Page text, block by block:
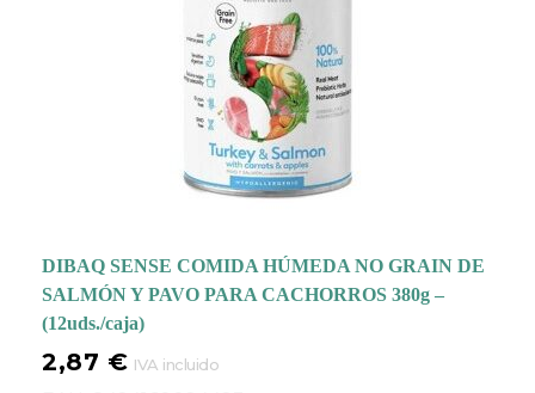
DIBAQ SENSE COMIDA HÚMEDA NO GRAIN DE
SALMÓN Y PAVO PARA CACHORROS 380g –
(12uds./caja)
2,87 € IVA incluido